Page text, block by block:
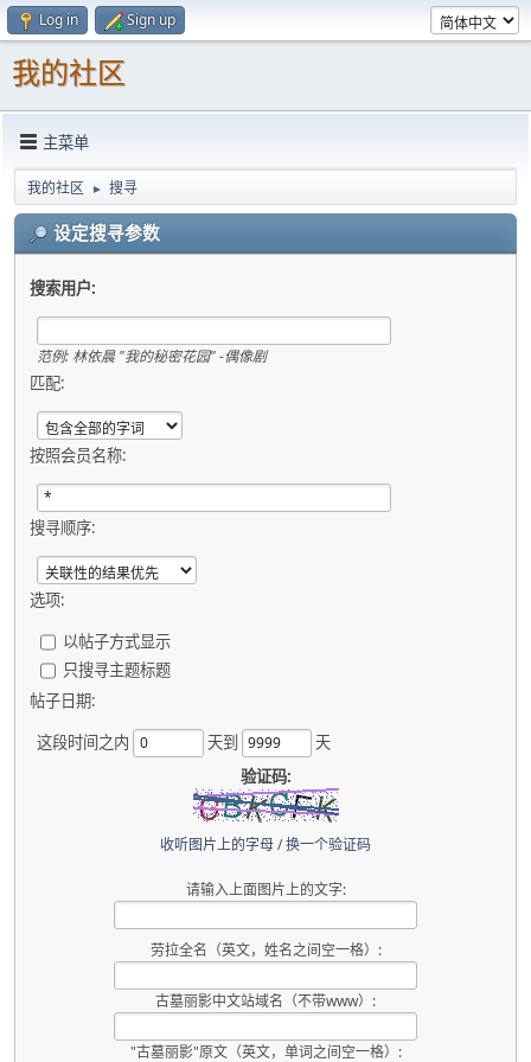
Log in Sign up
我的社区
主菜单
我的社区 ► 搜寻
设定搜寻参数
搜索用户:
范例: 林依晨 "我的秘密花园" -偶像剧
匹配:
按照会员名称:
搜寻顺序:
选项:
以帖子方式显示
只搜寻主题标题
帖子日期:
这段时间之内
天到
天
验证码:
收听图片上的字母/换一个验证码
请输入上面图片上的文字:
劳拉全名（英文，姓名之间空一格）:
古墓丽影中文站域名（不带www）:
"古墓丽影"原文（英文，单词之间空一格）: